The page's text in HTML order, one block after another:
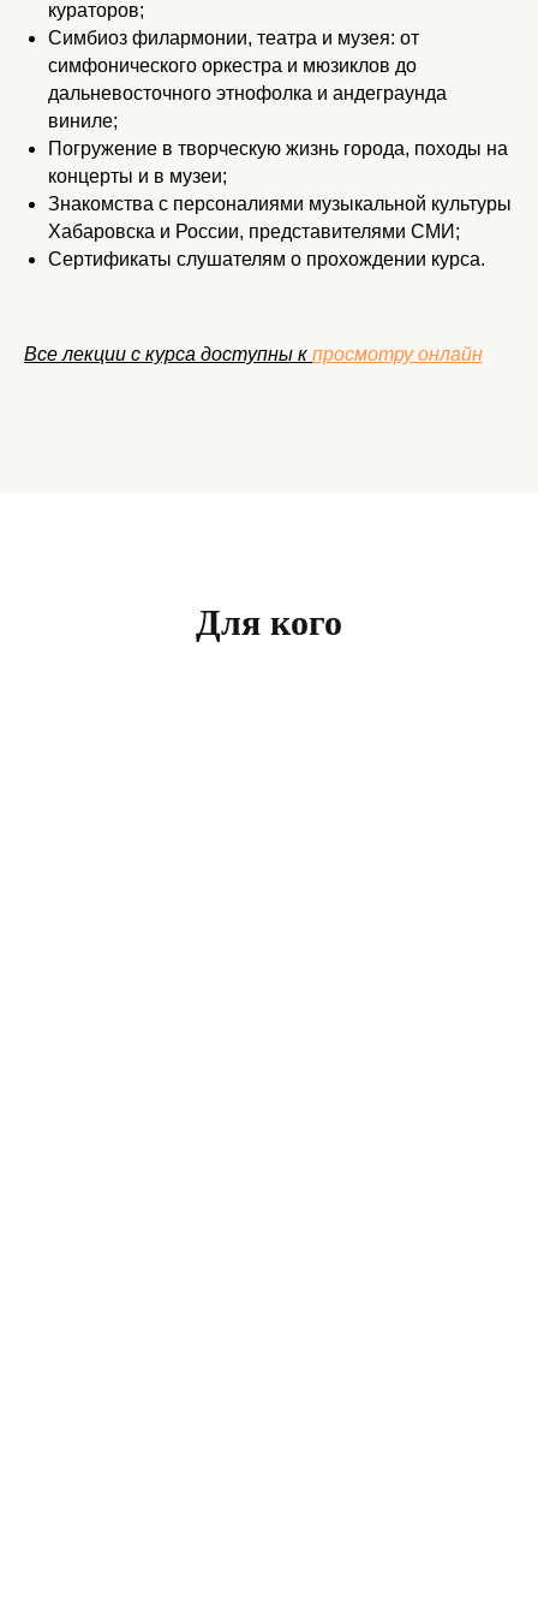
кураторов;
Симбиоз филармонии, театра и музея: от
симфонического оркестра и мюзиклов до
дальневосточного этнофолка и андеграунда
виниле;
Погружение в творческую жизнь города, походы на
концерты и в музеи;
Знакомства с персоналиями музыкальной культуры
Хабаровска и России, представителями СМИ;​
Сертификаты слушателям о прохождении курса.
Все лекции с курса доступны к просмотру онлайн
Для кого